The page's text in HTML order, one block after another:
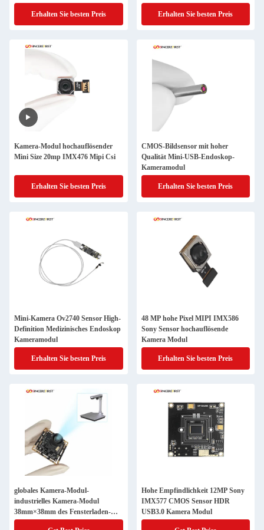
Erhalten Sie besten Preis Erhalten Sie besten Preis
Kamera-Modul hochauflösender
Mini Size 20mp IMX476 Mipi Csi
Erhalten Sie besten Preis
CMOS-Bildsensor mit hoher
Qualität Mini-USB-Endoskop-
Kameramodul
Erhalten Sie besten Preis
Mini-Kamera Ov2740 Sensor High-
Definition Medizinisches Endoskop
Kameramodul
Erhalten Sie besten Preis
48 MP hohe Pixel MIPI IMX586
Sony Sensor hochauflösende
Kamera Modul
Erhalten Sie besten Preis
globales Kamera-Modul-
industrielles Kamera-Modul
38mm×38mm des Fensterladen-
5mp
Hohe Empfindlichkeit 12MP Sony
IMX577 CMOS Sensor HDR
USB3.0 Kamera Modul